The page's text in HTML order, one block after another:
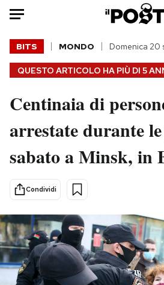
Auto
HOME
Italia
Politica
Tecnologia
Scienza
Economia
Sport
QUESTO ARTICOLO HA PIÙ DI 5
BITS MONDO Domenica 20
Centinaia di
arrestate durante
sabato a Minsk, in
Condividi